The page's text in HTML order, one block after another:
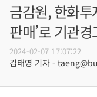
금감원, 한화투
판매’로 기관경
2024-02-07 17:07:22
김태영 기자 -